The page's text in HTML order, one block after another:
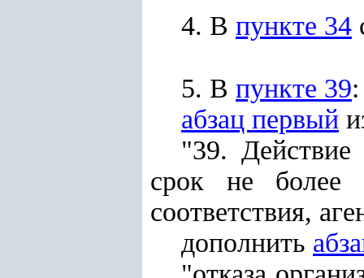
4. В пункте 34
5. В пункте 39:
абзац первый
"39. Действие
срок не более
соответствия,
дополнить